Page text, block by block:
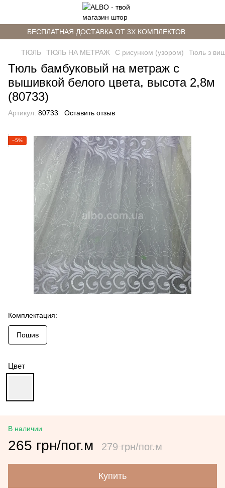
БЕСПЛАТНАЯ ДОСТАВКА ОТ 3Х КОМПЛЕКТОВ
ТЮЛЬ ТЮЛЬ НА МЕТРАЖ С рисунком (узором) Тюль з
Тюль бамбуковый на метраж с
вышивкой белого цвета, высота 2,8м
(80733)
Артикул: 80733 Оставить отзыв
−5%
Комплектация:
Пошив
Цвет
В наличии
265 грн/пог.м 279 грн/пог.м
Купить